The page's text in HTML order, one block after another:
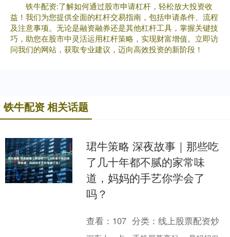
铁牛配资:了解如何通过股市申请杠杆，轻松放大投资收
益！我们为您提供全面的杠杆交易指南，包括申请条件、流程
及注意事项。无论是融资融券还是其他杠杆工具，掌握关键技
巧，助您在股市中灵活运用杠杆策略，实现财富增值。立即访
问我们的网站，获取专业建议，迈向高效投资的新阶段！
铁牛配资 相关话题
珺牛策略 深夜故事｜那些吃
了几十年都不腻的家常味
道，妈妈的手艺你学会了
吗？
查看： 107 分类：线上股票配资炒